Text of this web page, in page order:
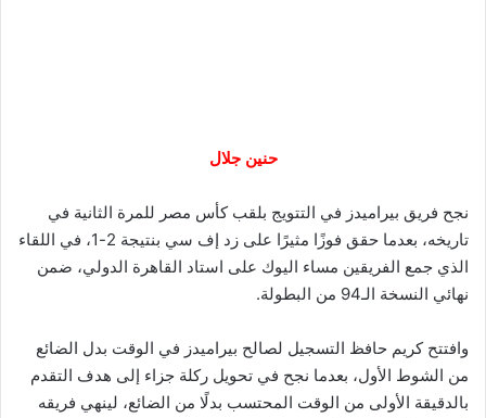
حنين جلال
نجح فريق بيراميدز في التتويج بلقب كأس مصر للمرة الثانية في
تاريخه، بعدما حقق فوزًا مثيرًا على زد إف سي بنتيجة 2-1، في اللقاء
الذي جمع الفريقين مساء اليوك على استاد القاهرة الدولي، ضمن
نهائي النسخة الـ94 من البطولة.
وافتتح كريم حافظ التسجيل لصالح بيراميدز في الوقت بدل الضائع
من الشوط الأول، بعدما نجح في تحويل ركلة جزاء إلى هدف التقدم
بالدقيقة الأولى من الوقت المحتسب بدلًا من الضائع، لينهي فريقه